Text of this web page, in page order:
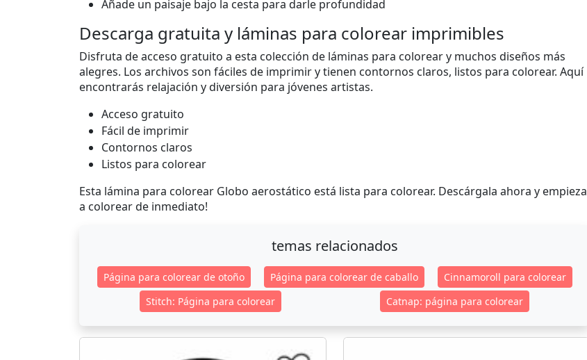
Añade un paisaje bajo la cesta para darle profundidad
Descarga gratuita y láminas para colorear imprimibles
Disfruta de acceso gratuito a esta colección de láminas para colorear y muchos diseños más
alegres. Los archivos son fáciles de imprimir y tienen contornos claros, listos para colorear. Aquí
encontrarás relajación y diversión para jóvenes artistas.
Acceso gratuito
Fácil de imprimir
Contornos claros
Listos para colorear
Esta lámina para colorear Globo aerostático está lista para colorear. Descárgala ahora y empieza
a colorear de inmediato!
temas relacionados
Página para colorear de otoño Página para colorear de caballo
Cinnamoroll para colorear
Stitch: Página para colorear
Catnap: página para colorear